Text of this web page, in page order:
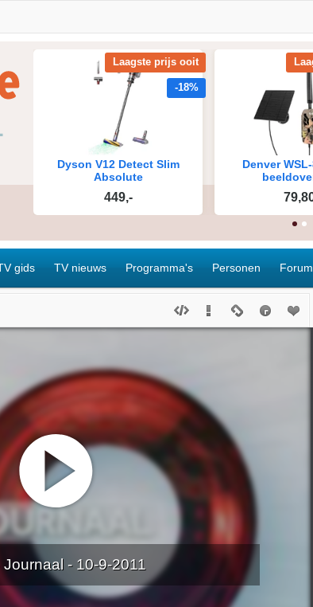
gids TV nieuws Programma's Personen Forum
Journaal - 10-9-2011
2011 6-9-2011